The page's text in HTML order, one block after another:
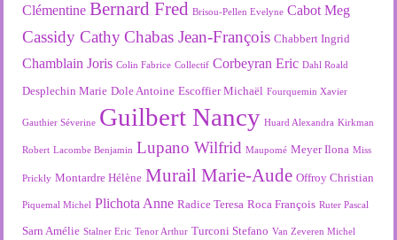
Clémentine Bernard Fred Brisou-Pellen Evelyne Cabot Meg
Cassidy Cathy Chabas Jean-François Chabbert Ingrid
Chamblain Joris Colin Fabrice Collectif Corbeyran Eric Dahl Roald
Desplechin Marie Dole Antoine Escoffier Michaël Fourquemin Xavier
Gauthier Séverine Guilbert Nancy Huard Alexandra Kirkman
Robert Lacombe Benjamin Lupano Wilfrid Maupomé Meyer Ilona Miss
Prickly Montardre Hélène Murail Marie-Aude Offroy Christian
Piquemal Michel Plichota Anne Radice Teresa Roca François Ruter Pascal
Sarn Amélie Stalner Eric Tenor Arthur Turconi Stefano Van Zeveren Michel